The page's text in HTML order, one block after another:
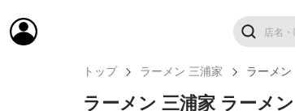
トップ ラーメン 三浦家 ラーメン
ラーメン 三浦家 ラーメン